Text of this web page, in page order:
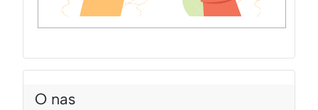
O nas